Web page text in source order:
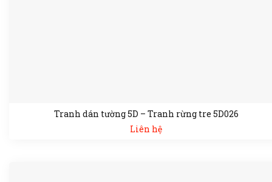
Tranh dán tường 5D – Tranh rừng tre 5D026
Liên hệ